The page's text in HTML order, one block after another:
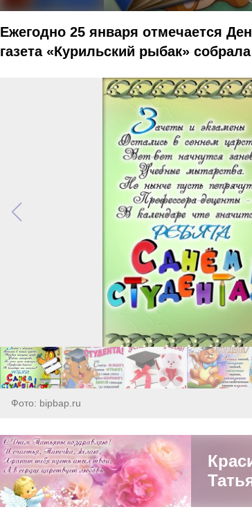
Ежегодно 25 января отмечается
газета «Курильский рыбак»
Фото: bipbap.ru